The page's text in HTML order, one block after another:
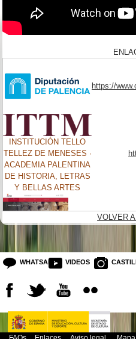
https://
INSTITUCIÓN TELLO
TELLEZ DE MENESES ·
ACADEMIA PALENTINA
DE HI STORIA, LETRAS
Y BELLAS ARTES
museo_de_palencia.jpg
VOLVER
WHATSAPP VIDEOS
FAQs Enlaces Aviso legal